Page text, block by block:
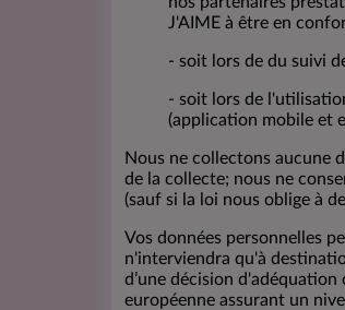
J'AIME à être en
- soit lors de du suivi
- soit lors de
(application mobile et
Nous ne collectons aucune
de la collecte; nous ne
(sauf si la loi nous oblige à
Vos données personnelles
n'interviendra qu'à
d’une décision
européenne assurant un